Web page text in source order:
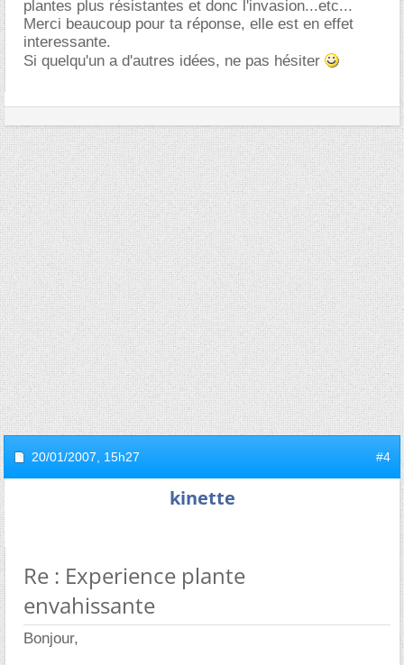
plantes plus résistantes et donc l'invasion...etc...
Merci beaucoup pour ta réponse, elle est en effet
interessante.
Si quelqu'un a d'autres idées, ne pas hésiter
20/01/2007, 15h27 #4
kinette
Re : Experience plante
envahissante
Bonjour,